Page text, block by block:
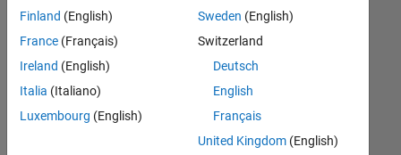
Suchkriterien
weiter
fassen
oder
alle
Stellenangebote
anzeigen .
Finland (English)
France (Français)
Ireland (English)
Italia (Italiano)
Luxembourg (English)
Sweden (English)
Switzerland
Deutsch
English
Français
United Kingdom(English)